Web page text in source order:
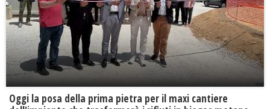
Oggi la posa della prima pietra per il maxi cantiere